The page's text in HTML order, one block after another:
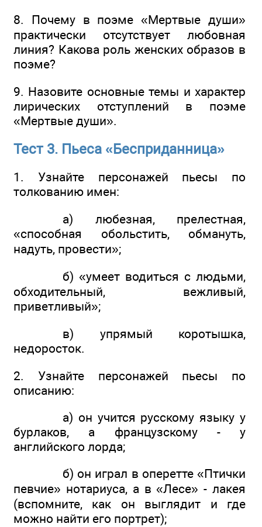
8. Почему в поэме «Мертвые души»
практически отсутствует любовная
линия? Какова роль женских образов в
поэме?
9. Назовите основные темы и характер
лирических отступлений в поэме
«Мертвые души».
Тест 3. Пьеса «Бесприданница»
1. Узнайте персонажей пьесы по
толкованию имен:
а) любезная, прелестная,
«способная обольстить, обмануть,
надуть, провести»;
б) «умеет водиться с людьми,
обходительный, вежливый,
приветливый»;
в) упрямый коротышка,
недоросток.
2. Узнайте персонажей пьесы по
описанию:
а) он учится русскому языку у
бурлаков, а французскому - у
английского лорда;
б) он играл в оперетте «Птички
певчие» нотариуса, а в «Лесе» - лакея
(вспомните, как он выглядит и где
можно найти его портрет);